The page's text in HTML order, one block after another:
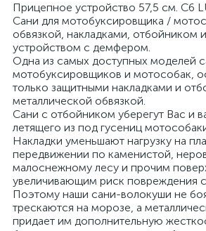
Прицепное устройство 57,5 см. C6
Сани для мотобуксировщика /
обвязкой, накладками, отбойником
устройством с демфером.
Одна из самых доступных моделей
мотобуксировщиков и мотособак,
только защитными накладками и
металлической обвязкой.
Сани с отбойником уберегут Вас и
летящего из под гусениц
Накладки уменьшают нагрузку на
передвижении по каменистой,
малоснежному лесу и прочим
увеличивающим риск повреждения
Поэтому наши сани-волокуши не
трескаются на морозе, а
придает им дополнительную